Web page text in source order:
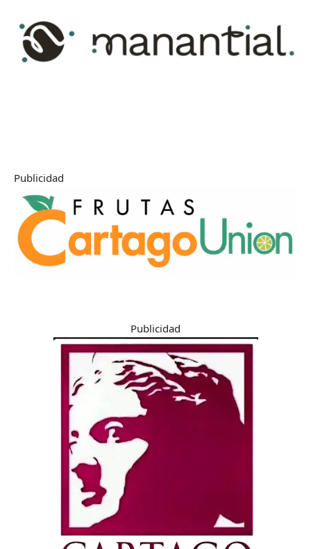
Publicidad
Publicidad